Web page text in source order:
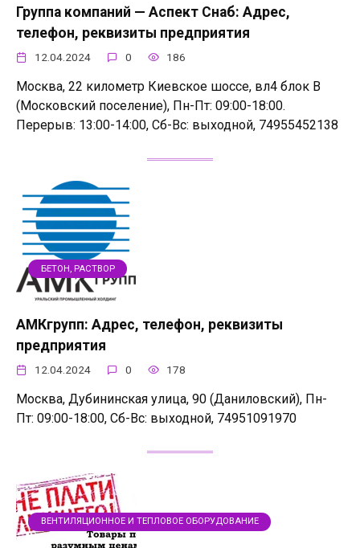
Группа компаний — Аспект Снаб: Адрес,
телефон, реквизиты предприятия
12.04.2024 0 186
Москва, 22 километр Киевское шоссе, вл4 блок В
(Московский поселение), Пн-Пт: 09:00-18:00.
Перерыв: 13:00-14:00, Сб-Вс: выходной, 74955452138
БЕТОН, РАСТВОР
АМКгрупп: Адрес, телефон, реквизиты
предприятия
12.04.2024 0 178
Москва, Дубининская улица, 90 (Даниловский), Пн-
Пт: 09:00-18:00, Сб-Вс: выходной, 74951091970
ВЕНТИЛЯЦИОННОЕ И ТЕПЛОВОЕ ОБОРУДОВАНИЕ